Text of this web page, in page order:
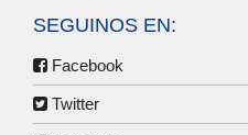
SEGUINOS EN:
Facebook
Twitter